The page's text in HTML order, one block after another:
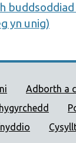
a new
yn unig)
Adborth a